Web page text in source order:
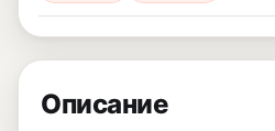
Описание